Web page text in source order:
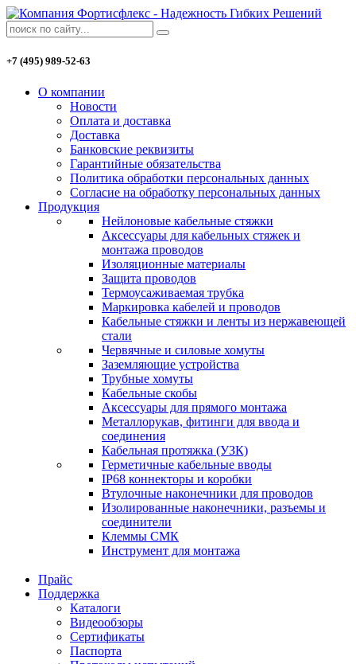
+7 (495) 989-52-63
О компании
Новости
Оплата и доставка
Доставка
Банковские реквизиты
Гарантийные обязательства
Политика обработки персональных данных
Согласие на обработку персональных данных
Продукция
Нейлоновые кабельные стяжки
Аксессуары для кабельных стяжек и
монтажа проводов
Изоляционные материалы
Защита проводов
Термоусаживаемая трубка
Маркировка кабелей и проводов
Кабельные стяжки и ленты из нержавеющей
стали
Червячные и силовые хомуты
Заземляющие устройства
Трубные хомуты
Кабельные скобы
Аксессуары для прямого монтажа
Металлорукав, фитинги для ввода и
соединения
Кабельная протяжка (УЗК)
Герметичные кабельные вводы
IP68 коннекторы и коробки
Втулочные наконечники для проводов
Изолированные наконечники, разъемы и
соединители
Клеммы СМК
Инструмент для монтажа
Прайс
Поддержка
Каталоги
Видеообзоры
Сертификаты
Паспорта